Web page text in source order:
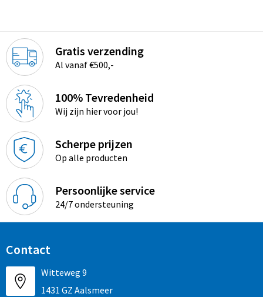
Gratis verzending
Al vanaf €500,-
100% Tevredenheid
Wij zijn hier voor jou!
Scherpe prijzen
Op alle producten
Persoonlijke service
24/7 ondersteuning
Contact
Witteweg 9
1431 GZ Aalsmeer